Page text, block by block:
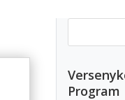
Program